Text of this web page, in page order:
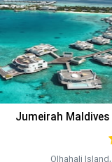
Jumeirah